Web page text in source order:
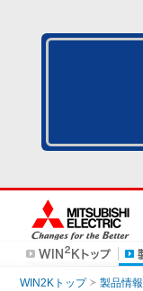
WIN2Kトップ 製品情報